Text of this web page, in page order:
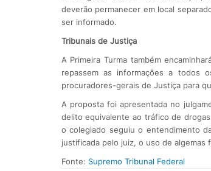
deverão permanecer em local
ser informado.
Tribunais de Justiça
A Primeira Turma também
repassem as informações a todos
procuradores-gerais de Justiça para
A proposta foi apresentada no
delito equivalente ao tráfico de
o colegiado seguiu o entendimento
justificada pelo juiz, o uso de algemas
Fonte: Supremo Tribunal Federal